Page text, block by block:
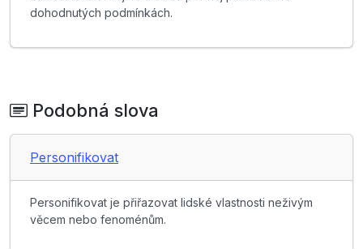
dohodnutých podmínkách.
Podobná slova
Personifikovat
Personifikovat je přiřazovat lidské vlastnosti neživým
věcem nebo fenoménům.